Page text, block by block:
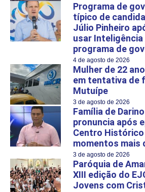
Programa de
típico de
Júlio Pinheiro
usar
programa de
4 de agosto de 2026
Mulher de 22
em tentativa de
Mutuípe
3 de agosto de 2026
Família de
pronuncia após
Centro Histórico
momentos mais
3 de agosto de 2026
Paróquia de
XIII edição do
Jovens com